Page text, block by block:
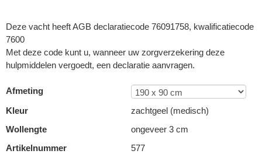
Deze vacht heeft AGB declaratiecode 76091758, kwalificatiecode
7600
Met deze code kunt u, wanneer uw zorgverzekering deze
hulpmiddelen vergoedt, een declaratie aanvragen.
Afmeting
Kleur
zachtgeel (medisch)
Wollengte
ongeveer 3 cm
Artikelnummer
577